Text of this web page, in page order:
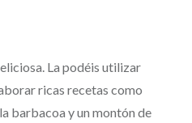
La podéis utilizar
ricas recetas como
barbacoa y un montón de